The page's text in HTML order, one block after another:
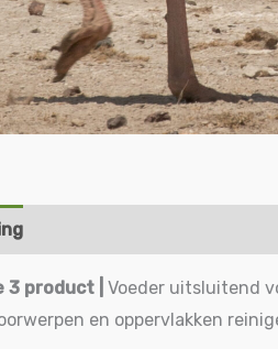
3 product
Voeder uitsluitend
en oppervlakken